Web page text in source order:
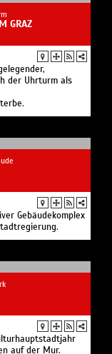
Gebäudekomplex
auf der Mur.
im Theater im